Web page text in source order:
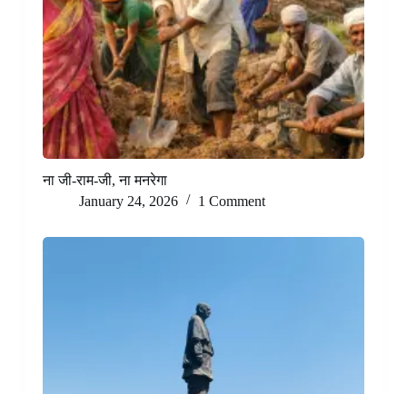
ना जी-राम-जी, ना मनरेगा
January 24, 2026
1 Comment